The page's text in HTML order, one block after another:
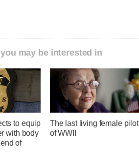
may be interested in
to equip
with body
of
The last living female pilot
of WWII